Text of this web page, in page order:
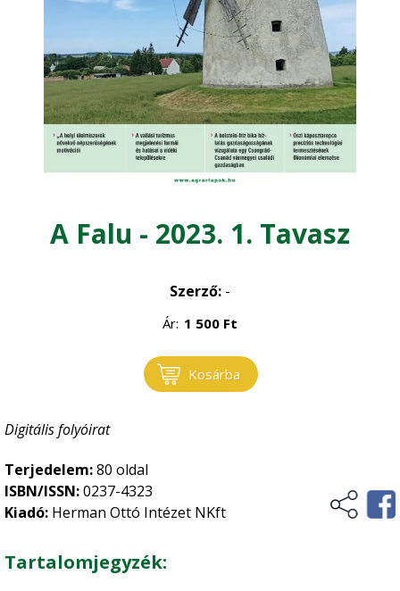
Magyar Állatorvosok Lapja
Növénytermelés
A Falu - 2023. 1. Tavasz
Szerző: -
Ár: 1 500 Ft
Kosárba
Digitális folyóirat
Terjedelem:80 oldal
ISBN/ISSN:0237-4323
Kiadó: Herman Ottó Intézet NKft
Tartalomjegyzék: